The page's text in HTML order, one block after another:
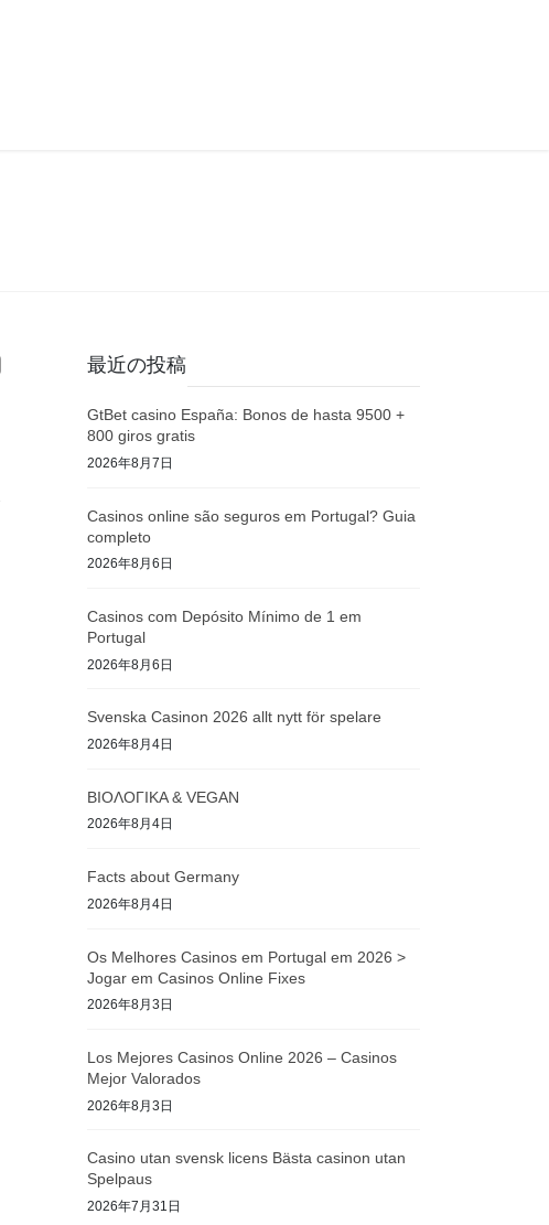
最近の投稿
GtBet casino España: Bonos de hasta 9500 +
800 giros gratis
2026年8月7日
Casinos online são seguros em Portugal? Guia
completo
2026年8月6日
Casinos com Depósito Mínimo de 1 em
Portugal
2026年8月6日
Svenska Casinon 2026 allt nytt för spelare
2026年8月4日
ΒΙΟΛΟΓΙΚΑ & VEGAN
2026年8月4日
Facts about Germany
2026年8月4日
Os Melhores Casinos em Portugal em 2026 >
Jogar em Casinos Online Fixes
2026年8月3日
Los Mejores Casinos Online 2026 – Casinos
Mejor Valorados
2026年8月3日
Casino utan svensk licens Bästa casinon utan
Spelpaus
2026年7月31日